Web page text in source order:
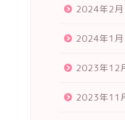
2024年2月
2024年1月
2023年12
2023年11